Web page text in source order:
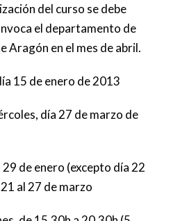
del curso se debe
el departamento de
Aragón en el mes de abril.
15 de enero de 2013
día 27 de marzo de
29 de enero (excepto día 22
al 27 de marzo